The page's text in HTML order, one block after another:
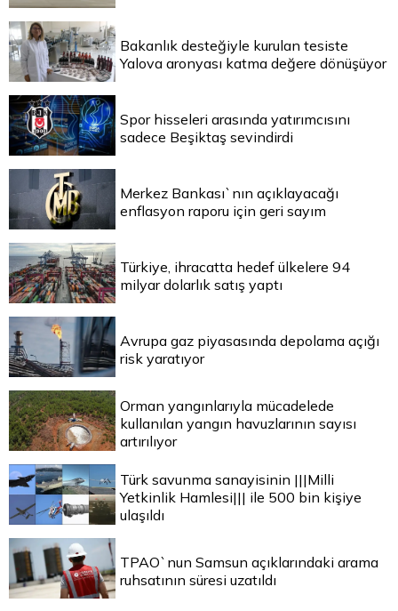
Bakanlık desteğiyle kurulan tesiste
Yalova aronyası katma değere dönüşüyor
Spor hisseleri arasında yatırımcısını
sadece Beşiktaş sevindirdi
Merkez Bankası`nın açıklayacağı
enflasyon raporu için geri sayım
Türkiye, ihracatta hedef ülkelere 94
milyar dolarlık satış yaptı
Avrupa gaz piyasasında depolama açığı
risk yaratıyor
Orman yangınlarıyla mücadelede
kullanılan yangın havuzlarının sayısı
artırılıyor
Türk savunma sanayisinin |||Milli
Yetkinlik Hamlesi||| ile 500 bin kişiye
ulaşıldı
TPAO`nun Samsun açıklarındaki arama
ruhsatının süresi uzatıldı